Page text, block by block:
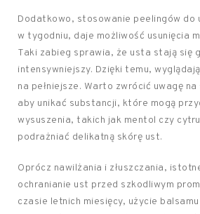
Dodatkowo, stosowanie peelingów do
w tygodniu, daje możliwość usunięcia
Taki zabieg sprawia, że usta stają się
intensywniejszy. Dzięki temu,
na pełniejsze. Warto zwrócić uwagę
aby unikać substancji, które mogą
wysuszenia, takich jak mentol czy
podrażniać delikatną skórę ust.
Oprócz nawilżania i złuszczania,
ochranianie ust przed szkodliwym
czasie letnich miesięcy, użycie